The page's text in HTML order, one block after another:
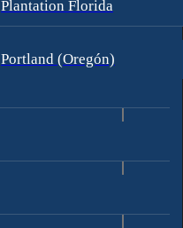
Plantation Florida
Portland (Oregón)